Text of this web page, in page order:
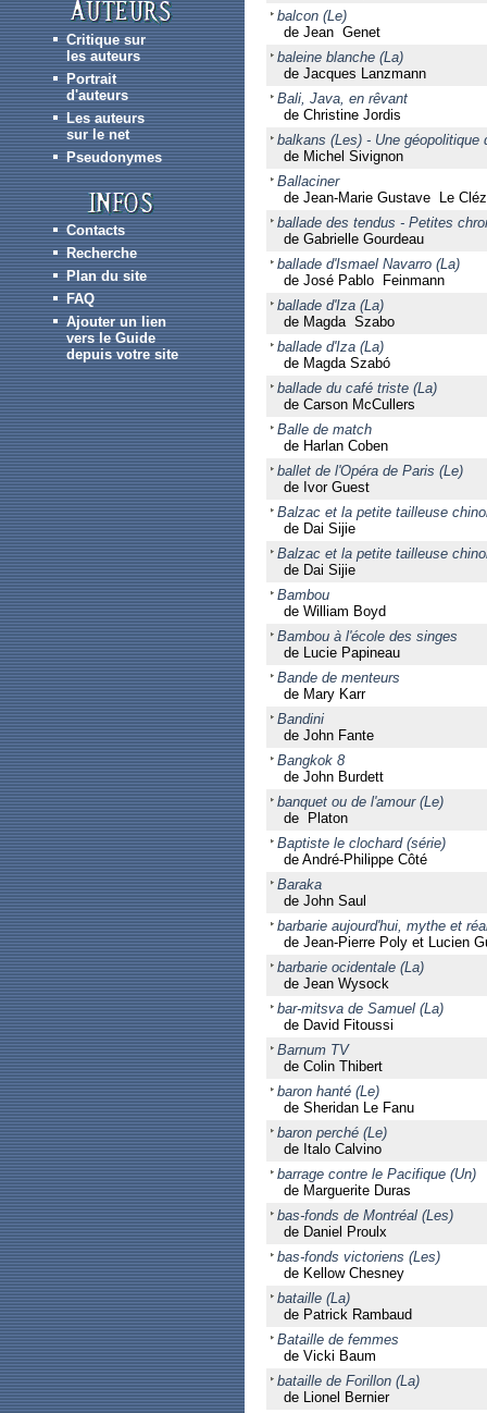
Critique sur
les auteurs
Portrait
d'auteurs
Les auteurs
sur le net
Pseudonymes
Contacts
Recherche
Plan du site
FAQ
Ajouter un lien
vers le Guide
depuis votre site
balcon (Le)
de Jean Genet
baleine blanche (La)
de Jacques Lanzmann
Bali, Java, en rêvant
de Christine Jordis
balkans (Les) - Une géopolitique
de Michel Sivignon
Ballaciner
de Jean-Marie Gustave Le
ballade des tendus - Petites
de Gabrielle Gourdeau
ballade d'Ismael Navarro (La)
de José Pablo Feinmann
ballade d'Iza (La)
de Magda Szabo
ballade d'Iza (La)
de Magda Szabó
ballade du café triste (La)
de Carson McCullers
Balle de match
de Harlan Coben
ballet de l'Opéra de Paris (Le)
de Ivor Guest
Balzac et la petite tailleuse
de Dai Sijie
Balzac et la petite tailleuse
de Dai Sijie
Bambou
de William Boyd
Bambou à l'école des singes
de Lucie Papineau
Bande de menteurs
de Mary Karr
Bandini
de John Fante
Bangkok 8
de John Burdett
banquet ou de l'amour (Le)
de Platon
Baptiste le clochard (série)
de André-Philippe Côté
Baraka
de John Saul
barbarie aujourd'hui, mythe et
de Jean-Pierre Poly et Lucien
barbarie ocidentale (La)
de Jean Wysock
bar-mitsva de Samuel (La)
de David Fitoussi
Barnum TV
de Colin Thibert
baron hanté (Le)
de Sheridan Le Fanu
baron perché (Le)
de Italo Calvino
barrage contre le Pacifique (Un)
de Marguerite Duras
bas-fonds de Montréal (Les)
de Daniel Proulx
bas-fonds victoriens (Les)
de Kellow Chesney
bataille (La)
de Patrick Rambaud
Bataille de femmes
de Vicki Baum
bataille de Forillon (La)
de Lionel Bernier